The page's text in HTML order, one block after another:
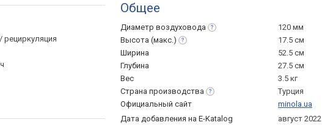
рециркуляция
Общее
Диаметр воздуховода
120 мм
Высота (макс.)
17.5 см
Ширина
52.5 см
Глубина
27.5 см
Вес
3.5 кг
Страна производства
Турция
Официальный сайт
minola.ua
Дата добавления на E-Katalog
август 2022